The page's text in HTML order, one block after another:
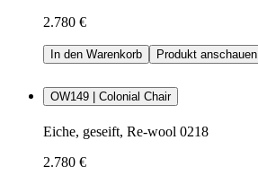
2.780 €
In den Warenkorb Produkt anschauen
OW149 | Colonial Chair
Eiche, geseift, Re-wool 0218
2.780 €